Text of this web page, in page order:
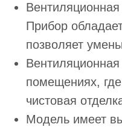
Прибор
позволяет
Вентиляционная
помещениях,
чистовая
Модель имеет